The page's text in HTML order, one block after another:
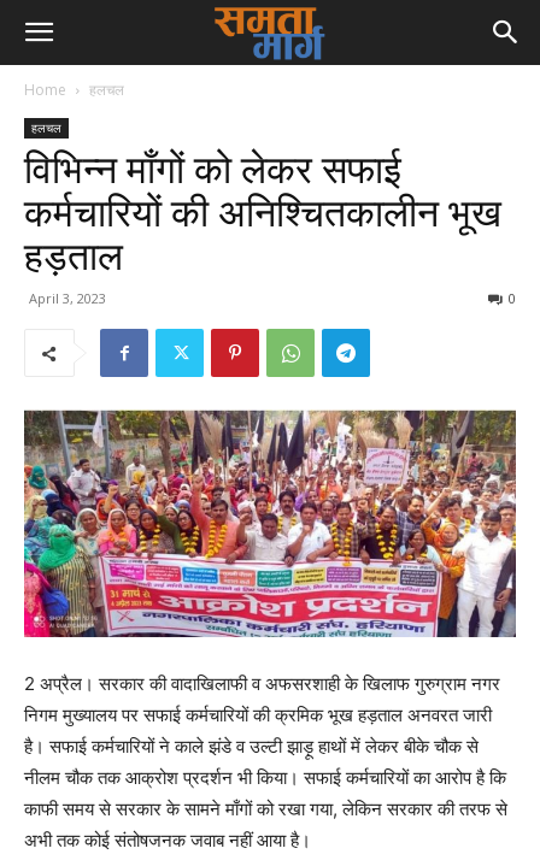
Home हलचल
हलचल
विभिन्न माँगों को लेकर सफाई
कर्मचारियों की अनिश्चितकालीन भूख
हड़ताल
April 3, 2023 0
2 अप्रैल। सरकार की वादाखिलाफी व अफसरशाही के खिलाफ गुरुग्राम नगर
निगम मुख्यालय पर सफाई कर्मचारियों की क्रमिक भूख हड़ताल अनवरत जारी
है। सफाई कर्मचारियों ने काले झंडे व उल्टी झाड़ू हाथों में लेकर बीके चौक से
नीलम चौक तक आक्रोश प्रदर्शन भी किया। सफाई कर्मचारियों का आरोप है कि
काफी समय से सरकार के सामने माँगों को रखा गया, लेकिन सरकार की तरफ से
अभी तक कोई संतोषजनक जवाब नहीं आया है।